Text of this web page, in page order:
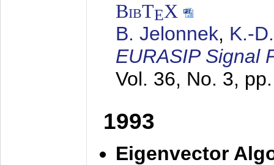
BibTEX
B. Jelonnek, K.-
EURASIP Signal
Vol. 36, No. 3,
1993
Eigenvector